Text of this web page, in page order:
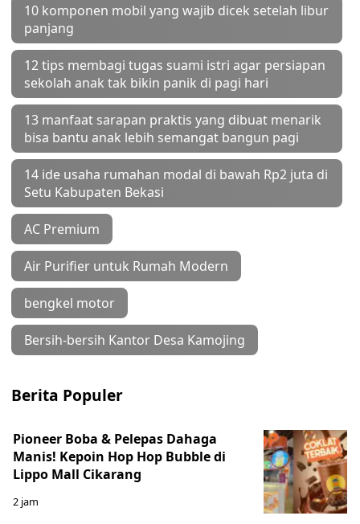
10 komponen mobil yang wajib dicek setelah libur
panjang
12 tips membagi tugas suami istri agar persiapan
sekolah anak tak bikin panik di pagi hari
13 manfaat sarapan praktis yang dibuat menarik
bisa bantu anak lebih semangat bangun pagi
14 ide usaha rumahan modal di bawah Rp2 juta di
Setu Kabupaten Bekasi
AC Premium
Air Purifier untuk Rumah Modern
bengkel motor
Bersih-bersih Kantor Desa Kamojing
Berita Populer
Pioneer Boba & Pelepas Dahaga
Manis! Kepoin Hop Hop Bubble di
Lippo Mall Cikarang
2 jam